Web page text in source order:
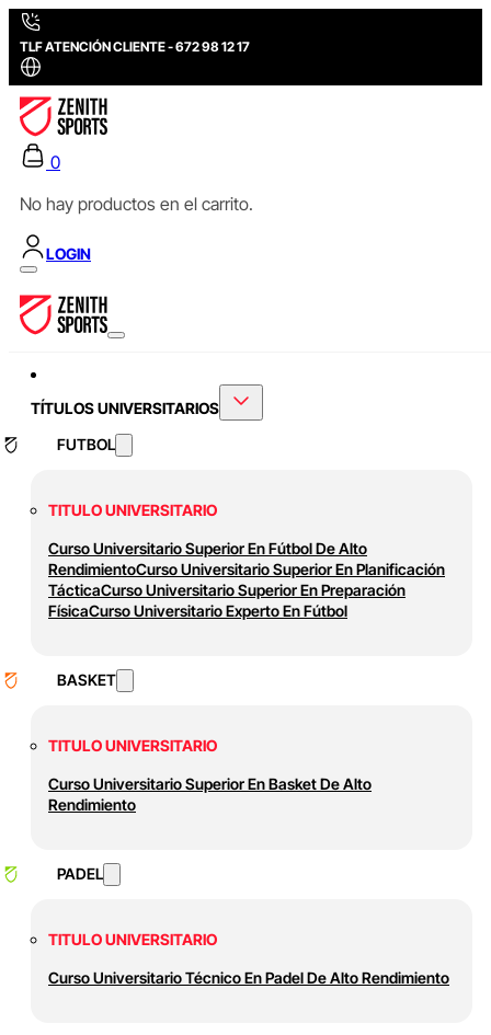
TLF ATENCIÓN CLIENTE - 672 98 12 17
0
No hay productos en el carrito.
LOGIN
TÍTULOS UNIVERSITARIOS
FUTBOL
TITULO UNIVERSITARIO
Curso Universitario Superior En Fútbol De Alto
RendimientoCurso Universitario Superior En Planificación
TácticaCurso Universitario Superior En Preparación
FísicaCurso Universitario Experto En Fútbol
BASKET
TITULO UNIVERSITARIO
Curso Universitario Superior En Basket De Alto
Rendimiento
PADEL
TITULO UNIVERSITARIO
Curso Universitario Técnico En Padel De Alto Rendimiento